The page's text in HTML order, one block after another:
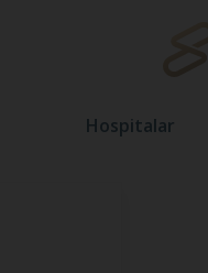
Hospitalar